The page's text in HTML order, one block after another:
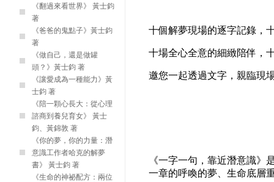
《翻過來看世界》 黃士鈞
著
《爸爸的鬼點子》黃士鈞
著
《做自己，還是做罐
頭？》黃士鈞 著
《讓愛成為一種能力》黃
士鈞 著
《陪一顆心長大：從心理
諮商到養兒育女》 黃士
鈞、黃錦敦 著
《你的夢，你的力量：潛
意識工作者哈克的解夢
書》 黃士鈞 著
《生命的神祕配方：兩位
十個解夢現場的逐字記錄，
十場全心全意的細緻陪伴，
邀您一起透過文字，親臨現
《一字一句，靠近潛意識
一章的呼喚的夢、生命底層